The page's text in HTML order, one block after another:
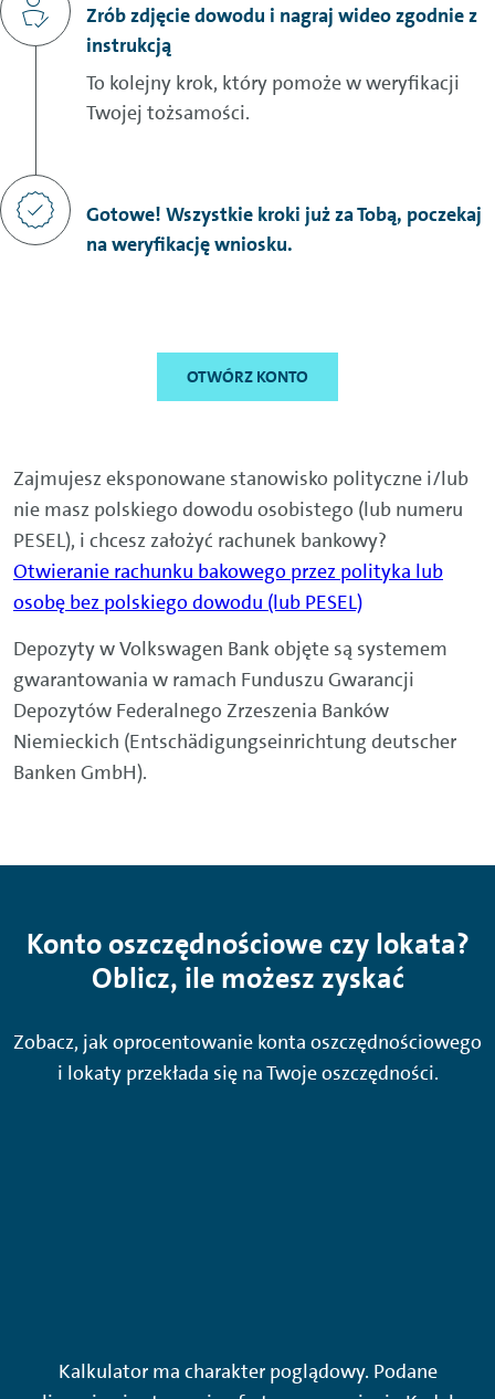
Zrób zdjęcie dowodu i nagraj wideo zgodnie z
instrukcją
To kolejny krok, który pomoże w weryfikacji
Twojej tożsamości.
Gotowe! Wszystkie kroki już za Tobą, poczekaj
na weryfikację wniosku.
OTWÓRZ KONTO
Zajmujesz eksponowane stanowisko polityczne i/lub
nie masz polskiego dowodu osobistego (lub numeru
PESEL), i chcesz założyć rachunek bankowy?
Otwieranie rachunku bakowego przez polityka lub
osobę bez polskiego dowodu (lub PESEL)
Depozyty w Volkswagen Bank objęte są systemem
gwarantowania w ramach Funduszu Gwarancji
Depozytów Federalnego Zrzeszenia Banków
Niemieckich (Entschädigungseinrichtung deutscher
Banken GmbH).
Konto oszczędnościowe czy lokata?
Oblicz, ile możesz zyskać
Zobacz, jak oprocentowanie konta oszczędnościowego
i lokaty przekłada się na Twoje oszczędności.
Kalkulator ma charakter poglądowy. Podane